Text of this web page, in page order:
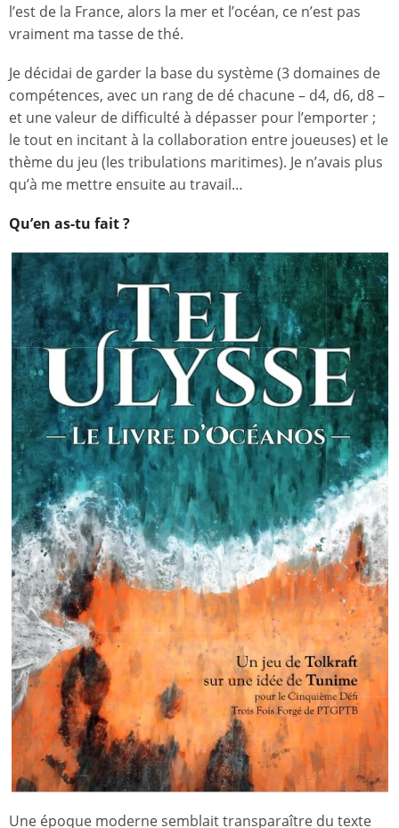
l’est de la France, alors la mer et l’océan, ce n’est pas
vraiment ma tasse de thé.
Je décidai de garder la base du système (3 domaines de
compétences, avec un rang de dé chacune – d4, d6, d8 –
et une valeur de difficulté à dépasser pour l’emporter ;
le tout en incitant à la collaboration entre joueuses) et le
thème du jeu (les tribulations maritimes). Je n’avais plus
qu’à me mettre ensuite au travail…
Qu’en as-tu fait ?
Une époque moderne semblait transparaître du texte